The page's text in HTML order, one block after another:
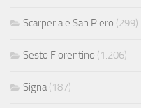
Scarperia e San Piero (299)
Sesto Fiorentino (1.206)
Signa(187)